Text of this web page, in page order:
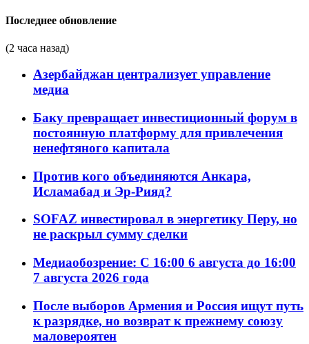
Последнее обновление
(2 часа назад)
Азербайджан централизует управление
медиа
Баку превращает инвестиционный форум в
постоянную платформу для привлечения
ненефтяного капитала
Против кого объединяются Анкара,
Исламабад и Эр-Рияд?
SOFAZ инвестировал в энергетику Перу, но
не раскрыл сумму сделки
Медиаобозрение: С 16:00 6 августа до 16:00
7 августа 2026 года
После выборов Армения и Россия ищут путь
к разрядке, но возврат к прежнему союзу
маловероятен